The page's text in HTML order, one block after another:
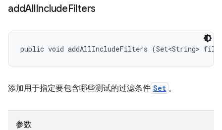
addAllIncludeFilters
public void addAllIncludeFilters (Set<String>
添加用于指定要包含哪些测试的过滤条件 Set 。
参数